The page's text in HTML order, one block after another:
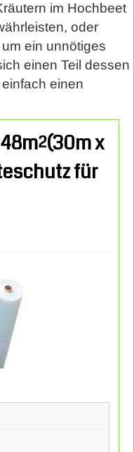
im Hochbeet
oder
ein unnötiges
einen Teil dessen
einen
x
für